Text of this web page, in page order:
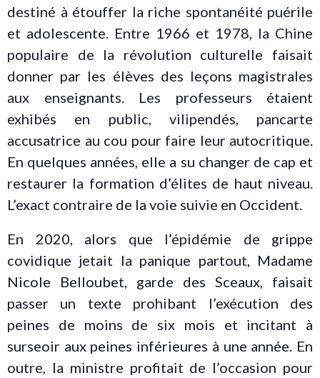
destiné à étouffer la riche spontanéité puérile
et adolescente. Entre 1966 et 1978, la Chine
populaire de la révolution culturelle faisait
donner par les élèves des leçons magistrales
aux enseignants. Les professeurs étaient
exhibés en public, vilipendés, pancarte
accusatrice au cou pour faire leur autocritique.
En quelques années, elle a su changer de cap et
restaurer la formation d’élites de haut niveau.
L’exact contraire de la voie suivie en Occident.
En 2020, alors que l’épidémie de grippe
covidique jetait la panique partout, Madame
Nicole Belloubet, garde des Sceaux, faisait
passer un texte prohibant l’exécution des
peines de moins de six mois et incitant à
surseoir aux peines inférieures à une année. En
outre, la ministre profitait de l’occasion pour